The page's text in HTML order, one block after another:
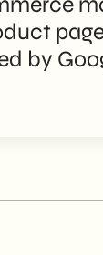
by